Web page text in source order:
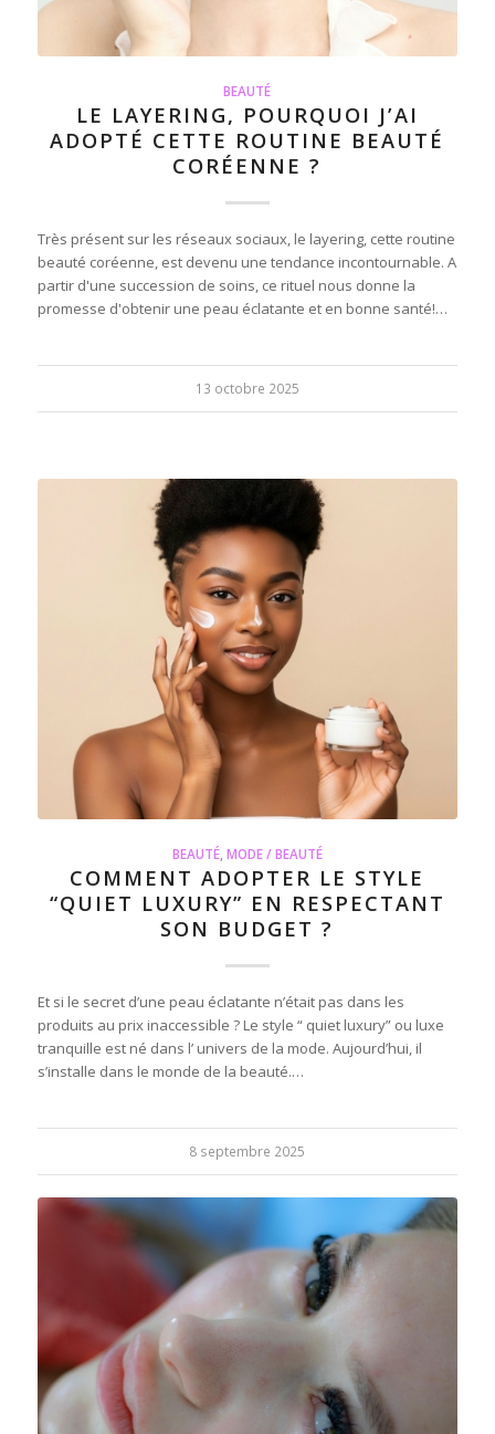
BEAUTÉ
LE LAYERING, POURQUOI J’AI
ADOPTÉ CETTE ROUTINE BEAUTÉ
CORÉENNE ?
Très présent sur les réseaux sociaux, le layering, cette routine
beauté coréenne, est devenu une tendance incontournable. A
partir d'une succession de soins, ce rituel nous donne la
promesse d'obtenir une peau éclatante et en bonne santé!…
13 octobre 2025
BEAUTÉ, MODE / BEAUTÉ
COMMENT ADOPTER LE STYLE
“QUIET LUXURY” EN RESPECTANT
SON BUDGET ?
Et si le secret d’une peau éclatante n’était pas dans les
produits au prix inaccessible ? Le style “ quiet luxury” ou luxe
tranquille est né dans l’ univers de la mode. Aujourd’hui, il
s’installe dans le monde de la beauté.…
8 septembre 2025